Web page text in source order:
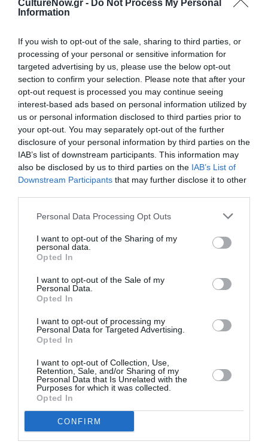
CultureNow.gr - Do Not Process My Personal
Information
If you wish to opt-out of the sale, sharing to third parties, or
processing of your personal or sensitive information for
targeted advertising by us, please use the below opt-out
section to confirm your selection. Please note that after your
opt-out request is processed you may continue seeing
interest-based ads based on personal information utilized by
us or personal information disclosed to third parties prior to
your opt-out. You may separately opt-out of the further
disclosure of your personal information by third parties on the
IAB’s list of downstream participants. This information may
also be disclosed by us to third parties on the IAB’s List of
Downstream Participants that may further disclose it to other
Personal Data Processing Opt Outs
I want to opt-out of the Sharing of my
personal data.
Opted In
I want to opt-out of the Sale of my
Personal Data.
Opted In
I want to opt-out of processing my
Personal Data for Targeted Advertising.
Opted In
I want to opt-out of Collection, Use,
Retention, Sale, and/or Sharing of my
Personal Data that Is Unrelated with the
Purposes for which it was collected.
Opted In
CONFIRM
Κάθε βδομάδα στο e-mail σας τα τελευταία νέα για
την Τέχνη και τον Πολιτισμό!
Ακολουθήστε το Culturenow.gr
Σχετικά Άρθρα
Η μακρά λίστα με
τις υποψηφιότητες
για το Βραβείο
Booker 2026
2026 στο Ναύπλιο
«Παρεμποδίζοντας
την αποστασία,
Ιουλιανά 1965»:
Παρουσίαση του
βιβλίου στο
βιβλίου στα Public